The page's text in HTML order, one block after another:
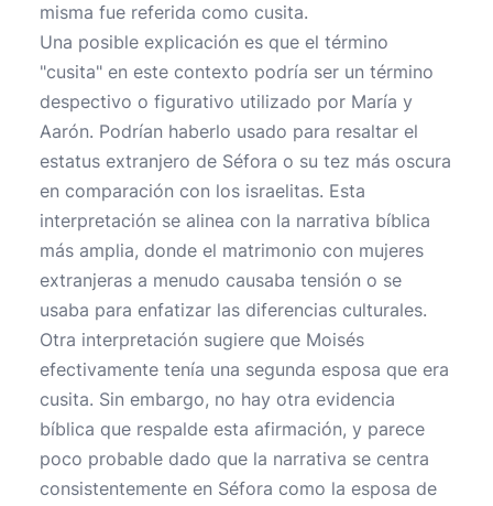
misma fue referida como cusita.
Una posible explicación es que el término
"cusita" en este contexto podría ser un término
despectivo o figurativo utilizado por María y
Aarón. Podrían haberlo usado para resaltar el
estatus extranjero de Séfora o su tez más oscura
en comparación con los israelitas. Esta
interpretación se alinea con la narrativa bíblica
más amplia, donde el matrimonio con mujeres
extranjeras a menudo causaba tensión o se
usaba para enfatizar las diferencias culturales.
Otra interpretación sugiere que Moisés
efectivamente tenía una segunda esposa que era
cusita. Sin embargo, no hay otra evidencia
bíblica que respalde esta afirmación, y parece
poco probable dado que la narrativa se centra
consistentemente en Séfora como la esposa de